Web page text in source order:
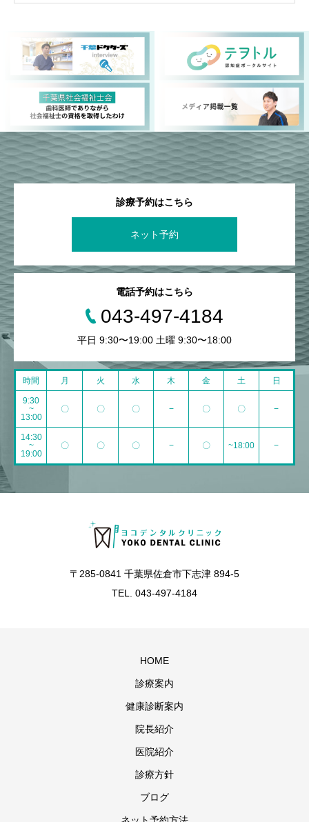
診療予約はこちら
ネット予約
電話予約はこちら
043-497-4184
平日 9:30〜19:00 土曜 9:30〜18:00
時間 月 火 水 木 金 土 日
9:30
~
13:00
〇 〇 〇 − 〇 〇 −
14:30
~
19:00
〇 〇 〇 − 〇 ~18:00 −
〒285-0841 千葉県佐倉市下志津 894-5
TEL. 043-497-4184
HOME
診療案内
健康診断案内
院長紹介
医院紹介
診療方針
ブログ